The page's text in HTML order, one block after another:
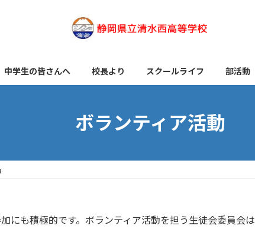
中学生の皆さんへ 校長より スクールライフ 部活動
ボランティア活動
にも積極的です。ボランティア活動を担う生徒会委員会は